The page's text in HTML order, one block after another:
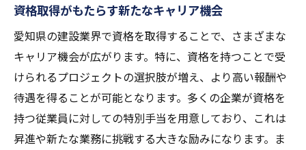
資格取得がもたらす新たなキャリア機会
愛知県の建設業界で資格を取得することで、さまざまな
キャリア機会が広がります。特に、資格を持つことで受
けられるプロジェクトの選択肢が増え、より高い報酬や
待遇を得ることが可能となります。多くの企業が資格を
持つ従業員に対しての特別手当を用意しており、これは
昇進や新たな業務に挑戦する大きな励みになります。ま